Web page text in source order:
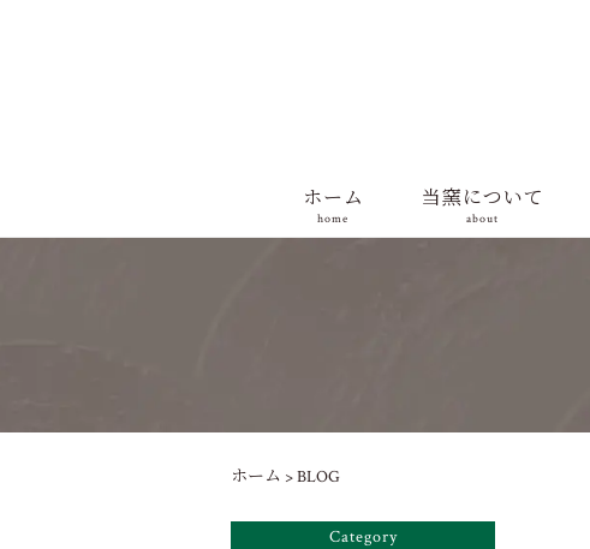
ホーム
home
当窯について
about
ホーム >BLOG
Category